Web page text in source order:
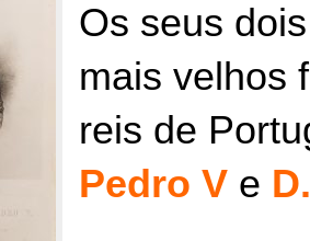
Os seus
mais velhos
reis de
Pedro V e